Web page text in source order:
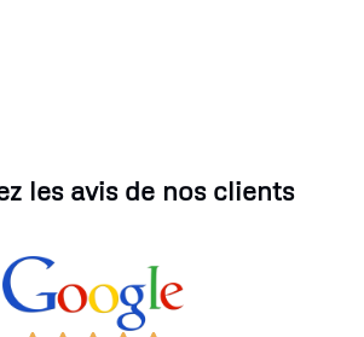
les avis de nos clients